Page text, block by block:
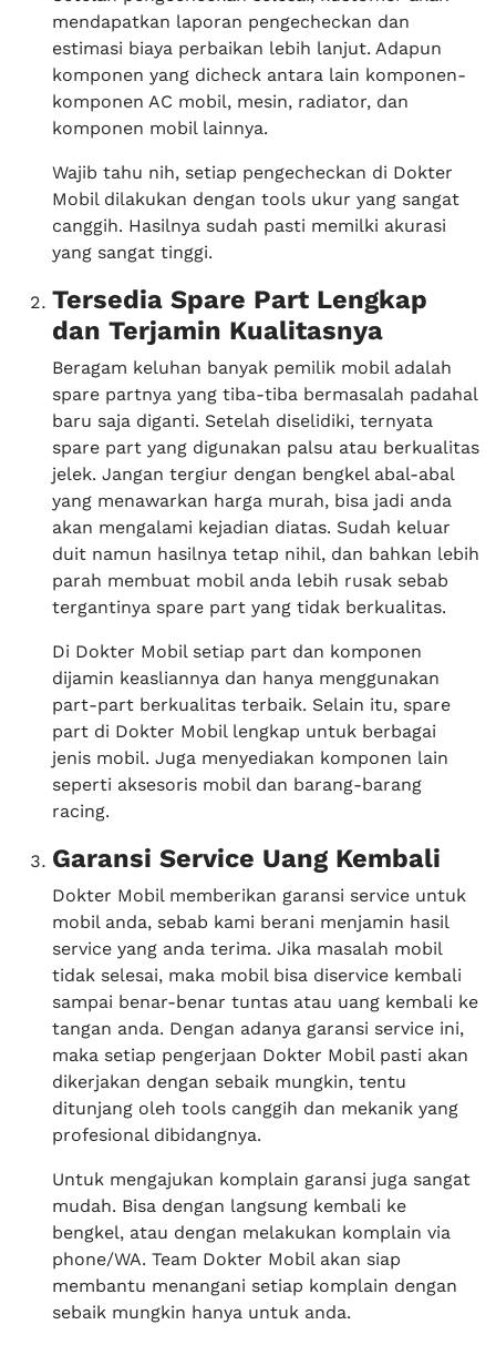
mendapatkan laporan pengecheckan dan
estimasi biaya perbaikan lebih lanjut. Adapun
komponen yang dicheck antara lain komponen-
komponen AC mobil, mesin, radiator, dan
komponen mobil lainnya.
Wajib tahu nih, setiap pengecheckan di Dokter
Mobil dilakukan dengan tools ukur yang sangat
canggih. Hasilnya sudah pasti memilki akurasi
yang sangat tinggi.
Tersedia Spare Part Lengkap
dan Terjamin Kualitasnya
Beragam keluhan banyak pemilik mobil adalah
spare partnya yang tiba-tiba bermasalah padahal
baru saja diganti. Setelah diselidiki, ternyata
spare part yang digunakan palsu atau berkualitas
jelek. Jangan tergiur dengan bengkel abal-abal
yang menawarkan harga murah, bisa jadi anda
akan mengalami kejadian diatas. Sudah keluar
duit namun hasilnya tetap nihil, dan bahkan lebih
parah membuat mobil anda lebih rusak sebab
tergantinya spare part yang tidak berkualitas.
Di Dokter Mobil setiap part dan komponen
dijamin keasliannya dan hanya menggunakan
part-part berkualitas terbaik. Selain itu, spare
part di Dokter Mobil lengkap untuk berbagai
jenis mobil. Juga menyediakan komponen lain
seperti aksesoris mobil dan barang-barang
racing.
Garansi Service Uang Kembali
Dokter Mobil memberikan garansi service untuk
mobil anda, sebab kami berani menjamin hasil
service yang anda terima. Jika masalah mobil
tidak selesai, maka mobil bisa diservice kembali
sampai benar-benar tuntas atau uang kembali ke
tangan anda. Dengan adanya garansi service ini,
maka setiap pengerjaan Dokter Mobil pasti akan
dikerjakan dengan sebaik mungkin, tentu
ditunjang oleh tools canggih dan mekanik yang
profesional dibidangnya.
Untuk mengajukan komplain garansi juga sangat
mudah. Bisa dengan langsung kembali ke
bengkel, atau dengan melakukan komplain via
phone/WA. Team Dokter Mobil akan siap
membantu menangani setiap komplain dengan
sebaik mungkin hanya untuk anda.